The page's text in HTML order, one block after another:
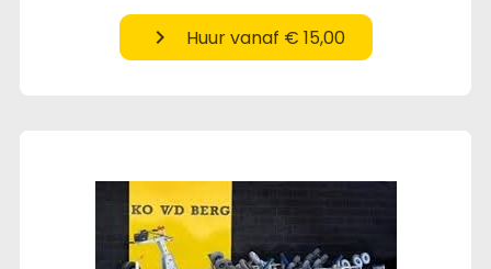
chevron_right Huur vanaf € 15,00